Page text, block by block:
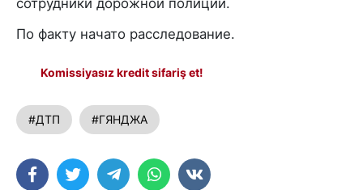
По факту начато расследование.
Komissiyasız kredit sifariş et!
#ДТП #ГЯНДЖА